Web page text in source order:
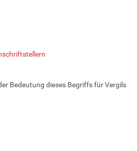
Bedeutung dieses Begriffs für Vergils